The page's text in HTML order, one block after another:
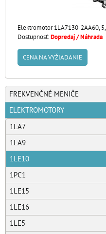
Elektromotor 1LA7130-2AA60,
Dostupnosť:Dopredaj / Náhrada
CENA NA VYŽIADANIE
FREKVENČNÉ MENIČE
ELEKTROMOTORY
1LA7
1LA9
1LE10
1PC1
1LE15
1LE16
1LE5